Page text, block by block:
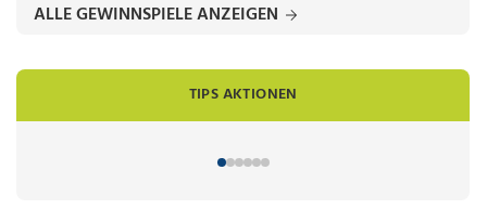
ALLE GEWINNSPIELE ANZEIGEN
TIPS AKTIONEN